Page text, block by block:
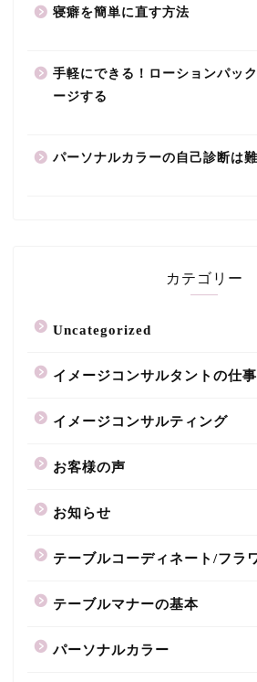
寝癖を簡単に直す方法
手軽にできる！ローションパッ
ージする
パーソナルカラーの自己診断は
カテゴリー
Uncategorized
イメージコンサルタントの仕事
イメージコンサルティング
お客様の声
お知らせ
テーブルコーディネート/フラ
テーブルマナーの基本
パーソナルカラー